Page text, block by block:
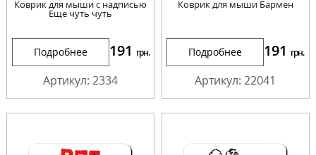
Коврик для мыши с надписью
Еще чуть чуть
Подробнее 191 грн.
Артикул: 2334
Коврик для мыши Бармен
Подробнее 191 грн.
Артикул: 22041